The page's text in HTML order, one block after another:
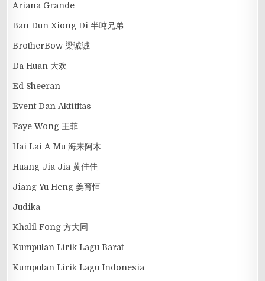
Ariana Grande
Ban Dun Xiong Di 半吨兄弟
BrotherBow 梁诚诚
Da Huan 大欢
Ed Sheeran
Event Dan Aktifitas
Faye Wong 王菲
Hai Lai A Mu 海来阿木
Huang Jia Jia 黄佳佳
Jiang Yu Heng 姜育恒
Judika
Khalil Fong 方大同
Kumpulan Lirik Lagu Barat
Kumpulan Lirik Lagu Indonesia